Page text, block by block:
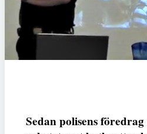
Sedan polisens